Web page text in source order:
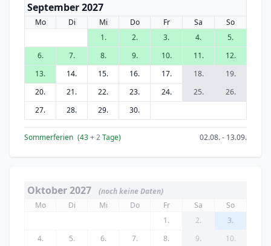
September 2027
Mo Di Mi Do Fr Sa
So
1.
2. 3. 4.
5.
6.
7. 8. 9. 10. 11.
12.
13.
14. 15. 16. 17. 18.
19.
20.
21. 22. 23. 24. 25.
26.
27.
28. 29. 30.
Sommerferien (43+ 2Tage) 02.08. - 13.09.
Oktober 2027
(noch keine Daten)
Mo
Di Mi Do Fr Sa
So
1.
2.
3.
4.
5. 6. 7. 8. 9.
10.